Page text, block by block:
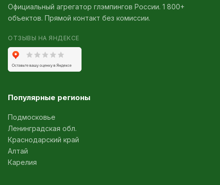
Официальный агрегатор глэмпингов России. 1 800+
объектов. Прямой контакт без комиссии.
ОТЗЫВЫ НА ЯНДЕКСЕ
Популярные регионы
Подмосковье
Ленинградская обл.
Краснодарский край
Алтай
Карелия